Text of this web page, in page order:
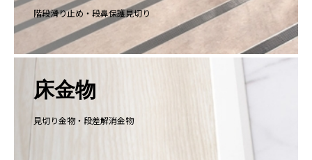
階段滑り止め・段鼻保護見切り
床金物
見切り金物・段差解消金物